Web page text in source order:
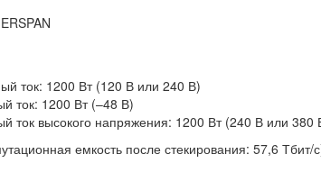
ток: 1200 Вт (120 В или 240 В)
ток: 1200 Вт (–48 В)
ток высокого напряжения: 1200 Вт (240 В или 380
емкость после стекирования: 57,6 Тбит/